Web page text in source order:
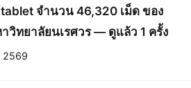
จำนวน 46,320 เม็ด ของ
ทยาลัยนเรศวร — ดูแล้ว 1 ครั้ง
2569